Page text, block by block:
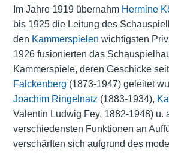
Im Jahre 1919 übernahm Hermine
bis 1925 die Leitung des
den Kammerspielen wichtigsten
1926 fusionierten das
Kammerspiele, deren Geschicke
Falckenberg (1873-1947) geleitet
Joachim Ringelnatz (1883-1934),
Valentin Ludwig Fey, 1882-1948) u.
verschiedensten Funktionen an
verschärften sich aufgrund des